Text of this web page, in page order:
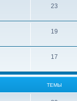
23
19
17
ТЕМЫ